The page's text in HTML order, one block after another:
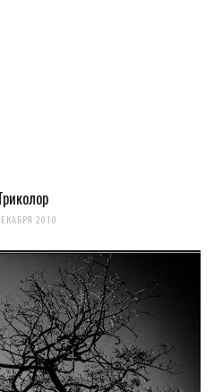
и адрес сайта в этом браузере для
по email.
записях почтой.
Оповещать о новых
подписаться на комментарии
2010